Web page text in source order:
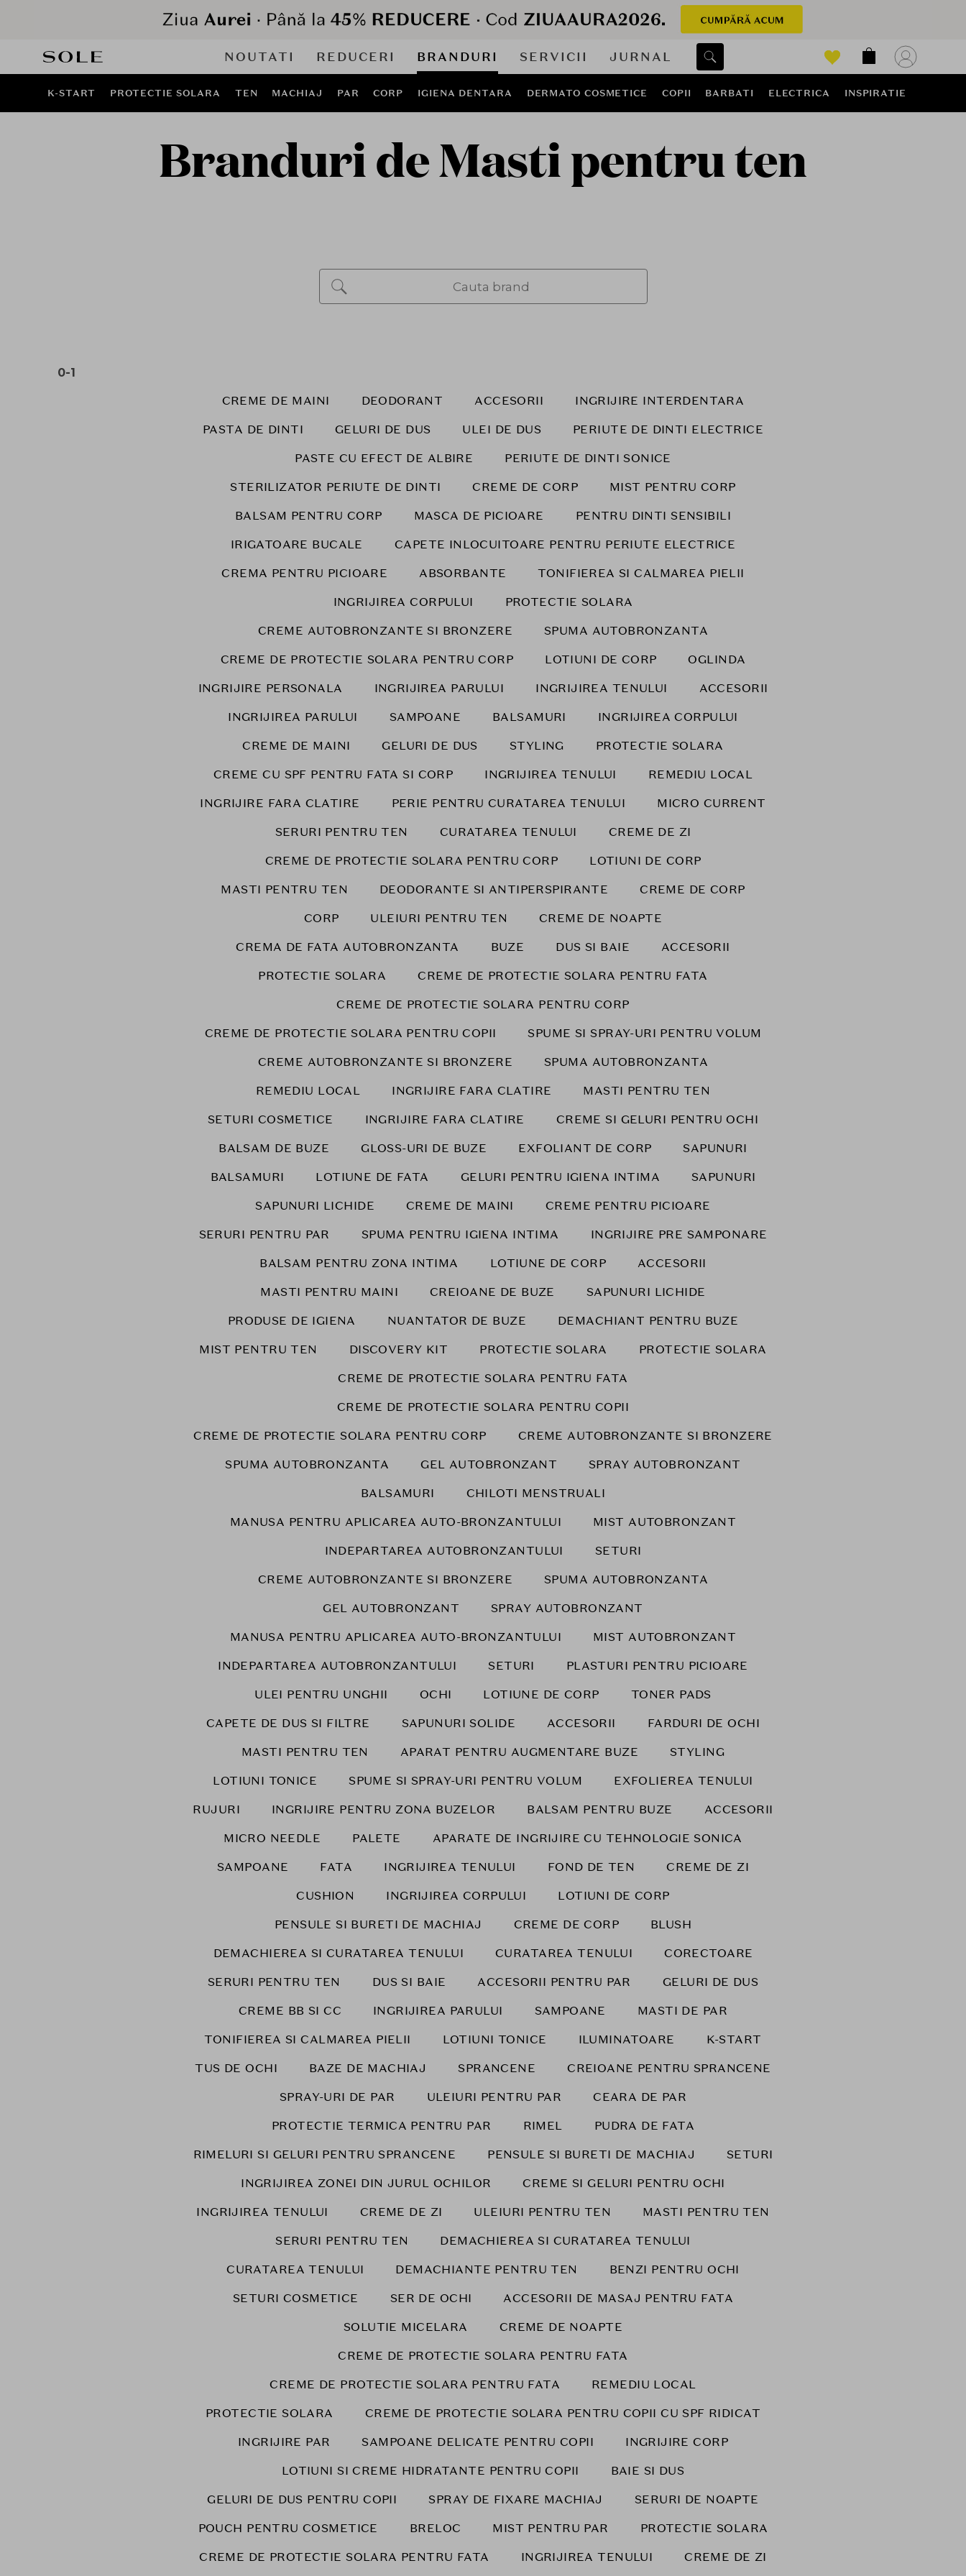
NOUTATI REDUCERI BRANDURI SERVICII JURNAL
K-START PROTECTIE SOLARA TEN MACHIAJ PAR CORP IGIENA DENTARA DERMATO COSMETICE COPII BARBATI ELECTRICA INSPIRATIE
Branduri de Masti pentru ten
0-1
CREME DE MAINI DEODORANT ACCESORII
INGRIJIRE INTERDENTARA
PASTA DE DINTI
GELURI DE DUS ULEI DE DUS
PERIUTE DE DINTI ELECTRICE
PASTE CU EFECT DE ALBIRE
PERIUTE DE DINTI SONICE
STERILIZATOR PERIUTE DE DINTI
CREME DE CORP
MIST PENTRU CORP
BALSAM PENTRU CORP
MASCA DE PICIOARE
PENTRU DINTI SENSIBILI
IRIGATOARE BUCALE
CAPETE INLOCUITOARE PENTRU PERIUTE ELECTRICE
CREMA PENTRU PICIOARE
ABSORBANTE
TONIFIEREA SI CALMAREA PIELII
INGRIJIREA CORPULUI
PROTECTIE SOLARA
CREME AUTOBRONZANTE SI BRONZERE
SPUMA AUTOBRONZANTA
CREME DE PROTECTIE SOLARA PENTRU CORP
LOTIUNI DE CORP
OGLINDA
INGRIJIRE PERSONALA
INGRIJIREA PARULUI INGRIJIREA TENULUI
ACCESORII
INGRIJIREA PARULUI
SAMPOANE BALSAMURI
INGRIJIREA CORPULUI
CREME DE MAINI
GELURI DE DUS STYLING
PROTECTIE SOLARA
CREME CU SPF PENTRU FATA SI CORP
INGRIJIREA TENULUI
REMEDIU LOCAL
INGRIJIRE FARA CLATIRE
PERIE PENTRU CURATAREA TENULUI
MICRO CURRENT
SERURI PENTRU TEN
CURATAREA TENULUI
CREME DE ZI
CREME DE PROTECTIE SOLARA PENTRU CORP
LOTIUNI DE CORP
MASTI PENTRU TEN
DEODORANTE SI ANTIPERSPIRANTE
CREME DE CORP
CORP
ULEIURI PENTRU TEN
CREME DE NOAPTE
CREMA DE FATA AUTOBRONZANTA
BUZE DUS SI BAIE
ACCESORII
PROTECTIE SOLARA
CREME DE PROTECTIE SOLARA PENTRU FATA
CREME DE PROTECTIE SOLARA PENTRU CORP
CREME DE PROTECTIE SOLARA PENTRU COPII
SPUME SI SPRAY-URI PENTRU VOLUM
CREME AUTOBRONZANTE SI BRONZERE
SPUMA AUTOBRONZANTA
REMEDIU LOCAL
INGRIJIRE FARA CLATIRE
MASTI PENTRU TEN
SETURI COSMETICE
INGRIJIRE FARA CLATIRE
CREME SI GELURI PENTRU OCHI
BALSAM DE BUZE
GLOSS-URI DE BUZE EXFOLIANT DE CORP
SAPUNURI
BALSAMURI
LOTIUNE DE FATA GELURI PENTRU IGIENA INTIMA
SAPUNURI
SAPUNURI LICHIDE
CREME DE MAINI
CREME PENTRU PICIOARE
SERURI PENTRU PAR
SPUMA PENTRU IGIENA INTIMA
INGRIJIRE PRE SAMPONARE
BALSAM PENTRU ZONA INTIMA
LOTIUNE DE CORP
ACCESORII
MASTI PENTRU MAINI
CREIOANE DE BUZE
SAPUNURI LICHIDE
PRODUSE DE IGIENA
NUANTATOR DE BUZE
DEMACHIANT PENTRU BUZE
MIST PENTRU TEN
DISCOVERY KIT PROTECTIE SOLARA
PROTECTIE SOLARA
CREME DE PROTECTIE SOLARA PENTRU FATA
CREME DE PROTECTIE SOLARA PENTRU COPII
CREME DE PROTECTIE SOLARA PENTRU CORP
CREME AUTOBRONZANTE SI BRONZERE
SPUMA AUTOBRONZANTA
GEL AUTOBRONZANT
SPRAY AUTOBRONZANT
BALSAMURI
CHILOTI MENSTRUALI
MANUSA PENTRU APLICAREA AUTO-BRONZANTULUI
MIST AUTOBRONZANT
INDEPARTAREA AUTOBRONZANTULUI
SETURI
CREME AUTOBRONZANTE SI BRONZERE
SPUMA AUTOBRONZANTA
GEL AUTOBRONZANT
SPRAY AUTOBRONZANT
MANUSA PENTRU APLICAREA AUTO-BRONZANTULUI
MIST AUTOBRONZANT
INDEPARTAREA AUTOBRONZANTULUI
SETURI
PLASTURI PENTRU PICIOARE
ULEI PENTRU UNGHII
OCHI LOTIUNE DE CORP
TONER PADS
CAPETE DE DUS SI FILTRE
SAPUNURI SOLIDE ACCESORII
FARDURI DE OCHI
MASTI PENTRU TEN
APARAT PENTRU AUGMENTARE BUZE
STYLING
LOTIUNI TONICE
SPUME SI SPRAY-URI PENTRU VOLUM
EXFOLIEREA TENULUI
RUJURI
INGRIJIRE PENTRU ZONA BUZELOR BALSAM PENTRU BUZE
ACCESORII
MICRO NEEDLE
PALETE
APARATE DE INGRIJIRE CU TEHNOLOGIE SONICA
SAMPOANE
FATA INGRIJIREA TENULUI FOND DE TEN
CREME DE ZI
CUSHION
INGRIJIREA CORPULUI
LOTIUNI DE CORP
PENSULE SI BURETI DE MACHIAJ
CREME DE CORP
BLUSH
DEMACHIEREA SI CURATAREA TENULUI
CURATAREA TENULUI
CORECTOARE
SERURI PENTRU TEN
DUS SI BAIE ACCESORII PENTRU PAR
GELURI DE DUS
CREME BB SI CC
INGRIJIREA PARULUI SAMPOANE
MASTI DE PAR
TONIFIEREA SI CALMAREA PIELII
LOTIUNI TONICE ILUMINATOARE
K-START
TUS DE OCHI
BAZE DE MACHIAJ SPRANCENE
CREIOANE PENTRU SPRANCENE
SPRAY-URI DE PAR
ULEIURI PENTRU PAR
CEARA DE PAR
PROTECTIE TERMICA PENTRU PAR
RIMEL
PUDRA DE FATA
RIMELURI SI GELURI PENTRU SPRANCENE
PENSULE SI BURETI DE MACHIAJ
SETURI
INGRIJIREA ZONEI DIN JURUL OCHILOR
CREME SI GELURI PENTRU OCHI
INGRIJIREA TENULUI
CREME DE ZI ULEIURI PENTRU TEN
MASTI PENTRU TEN
SERURI PENTRU TEN
DEMACHIEREA SI CURATAREA TENULUI
CURATAREA TENULUI
DEMACHIANTE PENTRU TEN
BENZI PENTRU OCHI
SETURI COSMETICE
SER DE OCHI
ACCESORII DE MASAJ PENTRU FATA
SOLUTIE MICELARA
CREME DE NOAPTE
CREME DE PROTECTIE SOLARA PENTRU FATA
CREME DE PROTECTIE SOLARA PENTRU FATA
REMEDIU LOCAL
PROTECTIE SOLARA
CREME DE PROTECTIE SOLARA PENTRU COPII CU SPF RIDICAT
INGRIJIRE PAR
SAMPOANE DELICATE PENTRU COPII
INGRIJIRE CORP
LOTIUNI SI CREME HIDRATANTE PENTRU COPII
BAIE SI DUS
GELURI DE DUS PENTRU COPII
SPRAY DE FIXARE MACHIAJ
SERURI DE NOAPTE
POUCH PENTRU COSMETICE
BRELOC MIST PENTRU PAR
PROTECTIE SOLARA
CREME DE PROTECTIE SOLARA PENTRU FATA
INGRIJIREA TENULUI CREME DE ZI